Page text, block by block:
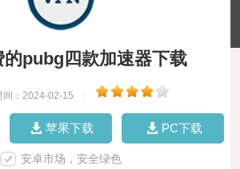
的pubg四款加速器下载
间：2024-02-15
苹果下载 PC下载
安卓市场，安全绿色